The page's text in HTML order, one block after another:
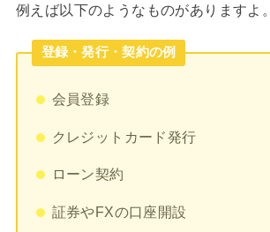
例えば以下のようなものがありますよ。
登録・発行・契約の例
会員登録
クレジットカード発行
ローン契約
証券やFXの口座開設